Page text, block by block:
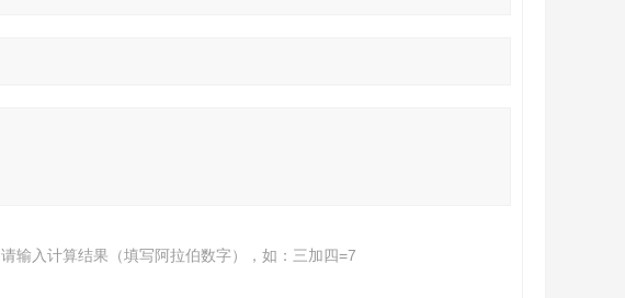
请输入计算结果（填写阿拉伯数字），如：三加四=7